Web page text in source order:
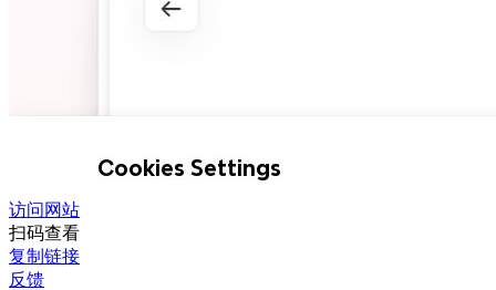
访问网站
扫码查看
复制链接
反馈